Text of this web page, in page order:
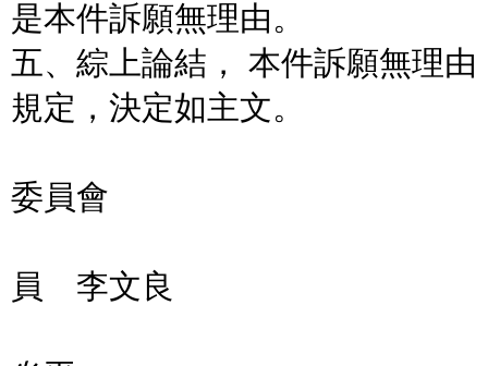
是本件訴願無理由。
五、綜上論結， 本件訴願無理
規定，決定如主文。
委員會
員 李文良